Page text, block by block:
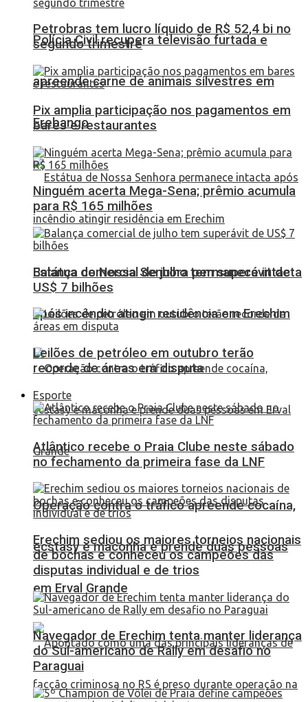
Polícia Civil recupera televisão furtada e
apreende carne de animais silvestres em
Erebango
Estátua de Nossa Senhora permanece intacta
após incêndio atingir residência em Erechim
Operação contra o tráfico apreende cocaína,
ecstasy e maconha e prende duas pessoas
em Erval Grande
Petrobras tem lucro líquido de R$ 52,4 bi no
segundo trimestre
Pix amplia participação nos pagamentos em
bares e restaurantes
Ninguém acerta Mega-Sena; prêmio acumula
para R$ 165 milhões
Balança comercial de julho tem superávit de
US$ 7 bilhões
Leilões de petróleo em outubro terão
recorde de áreas em disputa
Esporte
Atlântico recebe o Praia Clube neste sábado
no fechamento da primeira fase da LNF
Erechim sediou os maiores torneios nacionais
de bochas e conheceu os campeões das
disputas individual e de trios
Navegador de Erechim tenta manter liderança
do Sul-americano de Rally em desafio no
Paraguai